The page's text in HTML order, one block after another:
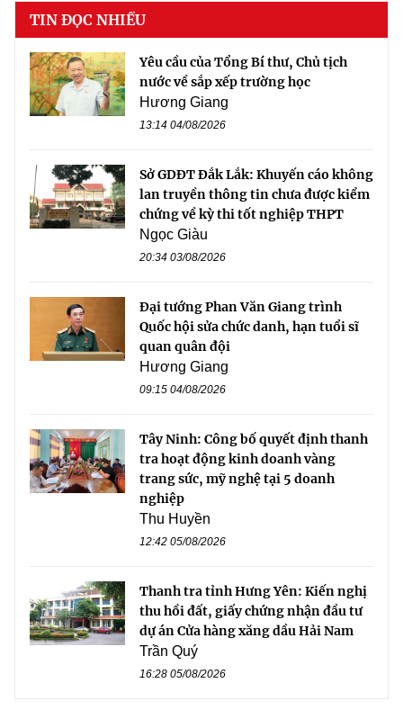
TIN ĐỌC NHIỀU
Yêu cầu của Tổng Bí thư, Chủ tịch
nước về sắp xếp trường học
Hương Giang
13:14 04/08/2026
Sở GDĐT Đắk Lắk: Khuyến cáo không
lan truyền thông tin chưa được kiểm
chứng về kỳ thi tốt nghiệp THPT
Ngọc Giàu
20:34 03/08/2026
Đại tướng Phan Văn Giang trình
Quốc hội sửa chức danh, hạn tuổi sĩ
quan quân đội
Hương Giang
09:15 04/08/2026
Tây Ninh: Công bố quyết định thanh
tra hoạt động kinh doanh vàng
trang sức, mỹ nghệ tại 5 doanh
nghiệp
Thu Huyền
12:42 05/08/2026
Thanh tra tỉnh Hưng Yên: Kiến nghị
thu hồi đất, giấy chứng nhận đầu tư
dự án Cửa hàng xăng dầu Hải Nam
Trần Quý
16:28 05/08/2026